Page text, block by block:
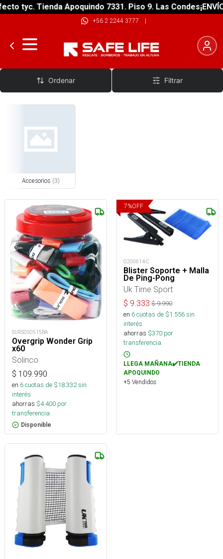
tyc. Tienda Apoquindo 7331. Piso 9. Las Condes
+56 2 2244 3777 |
Accesorios Tenis De Mesa
Ordenar Filtrar
Accesorios (3)
SURS050515BA
Overgrip Wonder Grip
x60
Solinco
$ 109.990
en 6cuotas de $18.332sin
interés
ahorras $4.400 por
transferencia.
Disponible
7%OFF
G200614-C
Blister Soporte + Malla
De Ping-Pong
Uk Time Sport
$ 9.333 $9.990
en 6cuotas de $1.556sin
interés
ahorras $370 por
transferencia.
LLEGA MAÑANA✔️TIENDA
APOQUINDO
+5 Vendidos